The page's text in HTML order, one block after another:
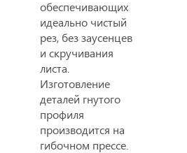
обеспечивающих
идеально чистый
рез, без заусенцев
и скручивания
листа.
Изготовление
деталей гнутого
профиля
производится на
гибочном прессе.